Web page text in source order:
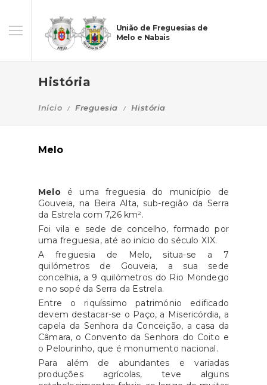
União de Freguesias de
Melo e Nabais
História
Início Freguesia História
Melo
Melo é uma freguesia do município de
Gouveia, na Beira Alta, sub-região da Serra
da Estrela com 7,26 km².
Foi vila e sede de concelho, formado por
uma freguesia, até ao início do século XIX.
A freguesia de Melo, situa-se a 7
quilómetros de Gouveia, a sua sede
concelhia, a 9 quilómetros do Rio Mondego
e no sopé da Serra da Estrela.
Entre o riquíssimo património edificado
devem destacar-se o Paço, a Misericórdia, a
capela da Senhora da Conceição, a casa da
Câmara, o Convento da Senhora do Coito e
o Pelourinho, que é monumento nacional.
Para além de abundantes e variadas
produções agrícolas, teve alguns